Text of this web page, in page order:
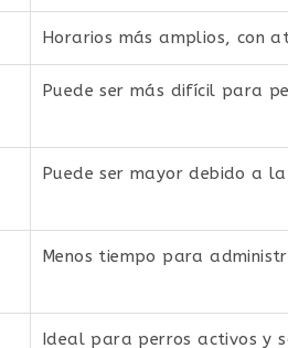
Horarios más amplios, con
Puede ser más difícil para
Puede ser mayor debido a
Menos tiempo para
Ideal para perros activos y